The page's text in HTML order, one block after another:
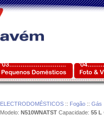
ELECTRODOMÉSTICOS:: Fogão:: Gás
Modelo: N510WNATST Capacidade: 55 L